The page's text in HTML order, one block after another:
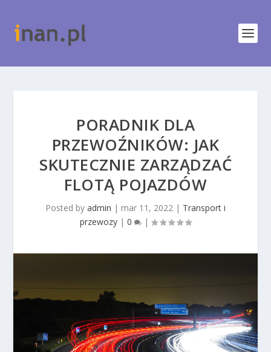
PORADNIK DLA
PRZEWOŹNIKÓW: JAK
SKUTECZNIE ZARZĄDZAĆ
FLOTĄ POJAZDÓW
Posted by admin | mar 11, 2022 | Transport i
przewozy | 0 |